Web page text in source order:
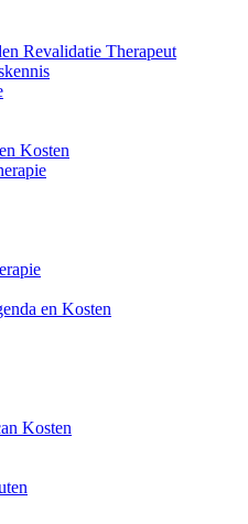
Revalidatie Therapeut
Kosten
en Kosten
Kosten